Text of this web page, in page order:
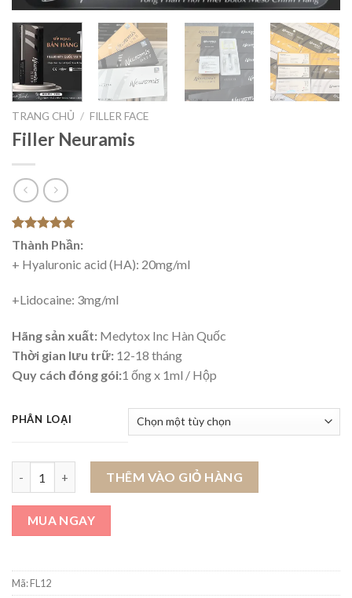
TRANG CHỦ / FILLER FACE
Filler Neuramis
5.00trên 5
dựa trên
2
đánh giá
Thành Phần:
+ Hyaluronic acid (HA): 20mg/ml
+Lidocaine: 3mg/ml
Hãng sản xuất: Medytox Inc Hàn Quốc
Thời gian lưu trữ: 12-18 tháng
Quy cách đóng gói:1 ống x 1ml / Hộp
PHÂN LOẠI
Filler Neuramis số lượngTHÊM VÀO GIỎ HÀNG
MUA NGAY
Mã:FL12